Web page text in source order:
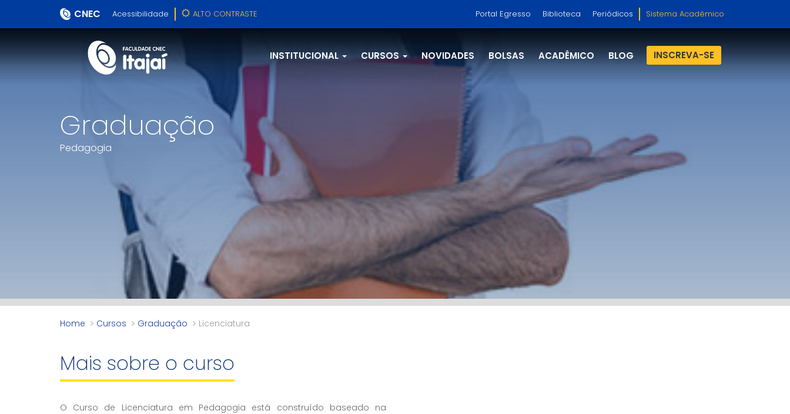
CNEC Acessibilidade ALTO CONTRASTE Portal Egresso Biblioteca Periódicos Sistema Acadêmico
INSTITUCIONAL CURSOS NOVIDADES BOLSAS ACADÊMICO BLOG INSCREVA-SE
Graduação
Pedagogia
Home Cursos Graduação Licenciatura
Mais sobre o curso
O Curso de Licenciatura em Pedagogia está construído baseado na